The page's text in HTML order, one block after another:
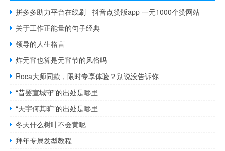
拼多多助力平台在线刷 - 抖音点赞版app 一元1000个赞网站
关于工作正能量的句子经典
领导的人生格言
炸元宵也算是元宵节的风俗吗
Roca大师同款，限时专享体验？别说没告诉你
“昔罢宣城守”的出处是哪里
“天宇何其旷”的出处是哪里
冬天什么树叶不会黄呢
拜年专属发型教程